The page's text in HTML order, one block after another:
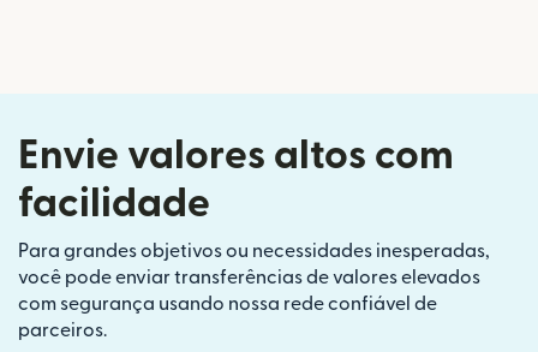
Envie valores altos com
facilidade
Para grandes objetivos ou necessidades inesperadas,
você pode enviar transferências de valores elevados
com segurança usando nossa rede confiável de
parceiros.